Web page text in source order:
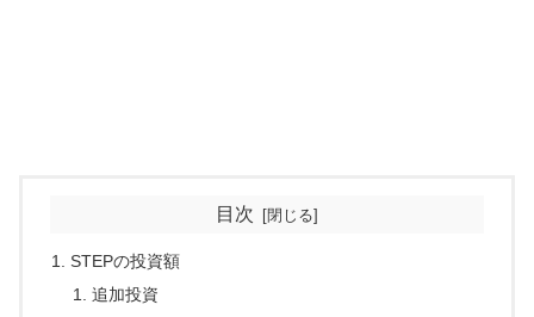
目次
STEPの投資額
追加投資